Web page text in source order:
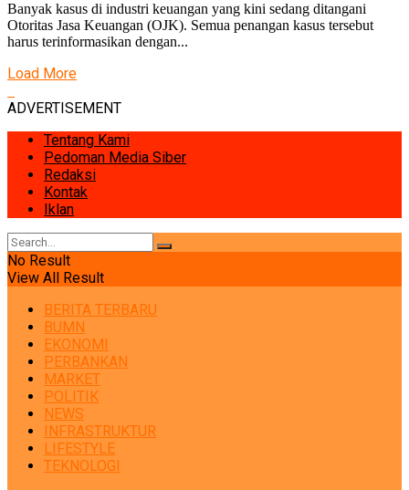
Banyak kasus di industri keuangan yang kini sedang ditangani
Otoritas Jasa Keuangan (OJK). Semua penangan kasus tersebut
harus terinformasikan dengan...
Load More
ADVERTISEMENT
Tentang Kami
Pedoman Media Siber
Redaksi
Kontak
Iklan
No Result
View All Result
BERITA TERBARU
BUMN
EKONOMI
PERBANKAN
MARKET
POLITIK
NEWS
INFRASTRUKTUR
LIFESTYLE
TEKNOLOGI